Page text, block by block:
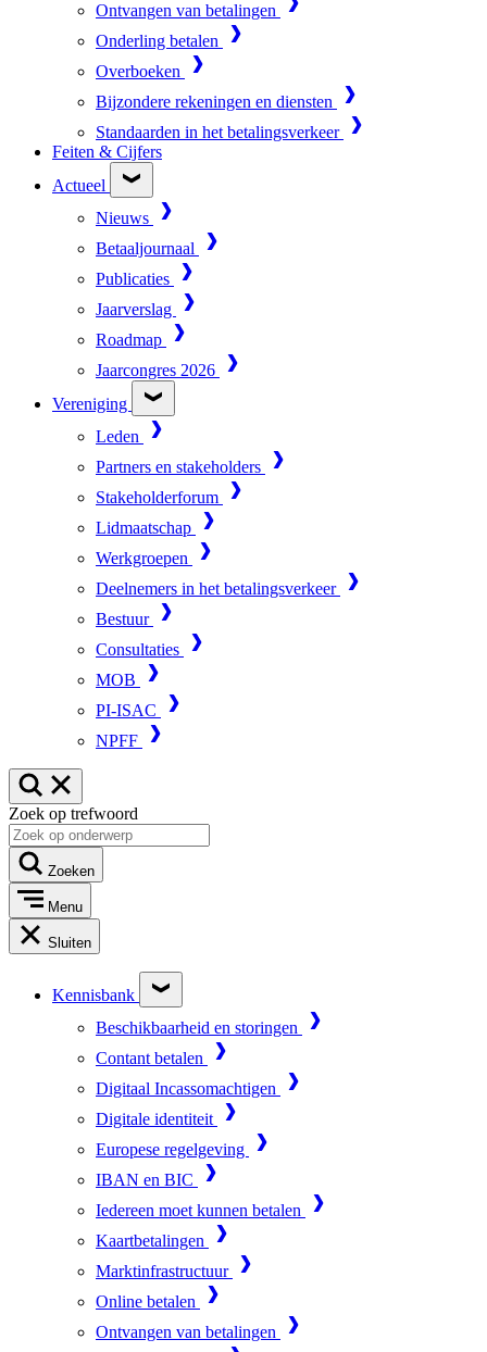
Ontvangen van betalingen
Onderling betalen
Overboeken
Bijzondere rekeningen en diensten
Standaarden in het betalingsverkeer
Feiten & Cijfers
Actueel
Nieuws
Betaaljournaal
Publicaties
Jaarverslag
Roadmap
Jaarcongres 2026
Vereniging
Leden
Partners en stakeholders
Stakeholderforum
Lidmaatschap
Werkgroepen
Deelnemers in het betalingsverkeer
Bestuur
Consultaties
MOB
PI-ISAC
NPFF
Zoek op trefwoord
Zoeken
Menu
Sluiten
Kennisbank
Beschikbaarheid en storingen
Contant betalen
Digitaal Incassomachtigen
Digitale identiteit
Europese regelgeving
IBAN en BIC
Iedereen moet kunnen betalen
Kaartbetalingen
Marktinfrastructuur
Online betalen
Ontvangen van betalingen